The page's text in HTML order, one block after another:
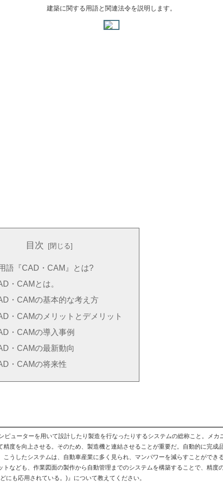
建築に関する用語と関連法令を説明します。
目次
語『CAD・CAM』とは?
・CAMとは。
・CAMの基本的な考え方
・CAMのメリットとデメリット
・CAMの導入事例
・CAMの最新動向
・CAMの将来性
ューターを用いて設計したり製造を行なったりするシステムの総称こと。メカ
度を向上させる。そのため、製造機と連結させることが重要だ。自動的に完成
うしたシステムは、自動車産業に多く見られ、マンパワーを減らすことができ
なども、作業図面の製作から自動管理までのシステムを構築することで、精度
も応用されている。)』について教えてください。